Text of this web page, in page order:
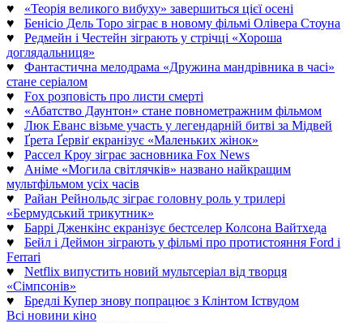
♥ «Теорія великого вибуху» завершиться цієї осені
♥ Бенісіо Дель Торо зіграє в новому фільмі Олівера Стоуна
♥ Редмейн і Честейн зіграють у стрічці «Хороша
доглядальниця»
♥ Фантастична мелодрама «Дружина мандрівника в часі»
стане серіалом
♥ Fox розповість про листи смерті
♥ «Абатство Даунтон» стане повнометражним фільмом
♥ Люк Еванс візьме участь у легендарній битві за Мідвей
♥ Ґрета Ґервіґ екранізує «Маленьких жінок»
♥ Рассел Кроу зіграє засновника Fox News
♥ Аніме «Могила світлячків» названо найкращим
мультфільмом усіх часів
♥ Райан Рейнольдс зіграє головну роль у трилері
«Бермудський трикутник»
♥ Баррі Дженкінс екранізує бестселер Колсона Вайтхеда
♥ Бейл і Деймон зіграють у фільмі про протистояння Ford і
Ferrari
♥ Netflix випустить новий мультсеріал від творця
«Сімпсонів»
♥ Бредлі Купер знову попрацює з Клінтом Іствудом
Всі новини кіно